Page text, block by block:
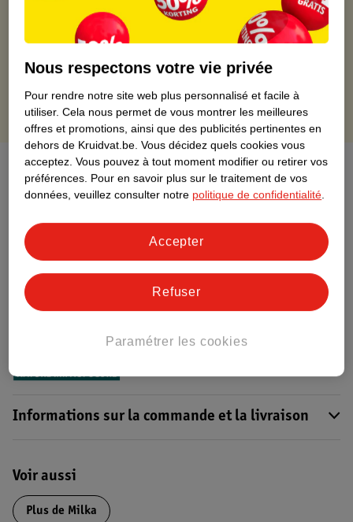
Livraison à domicile gratuite à partir de 50 euros ou
livraison gratuite sur divers produits promotionnels
Retours gratuits dans un délai de 30 jours
Points gratuits avec ta carte Kruidvat
À propos de ce produit
Informations relatives au produit
Informations figurant sur l'étiquette
Nature Impact Score
Impact Score".
Informations sur la commande et la livraison
Voir aussi
Plus de Milka
Nous respectons votre vie privée
Pour rendre notre site web plus personnalisé et facile à
utiliser. Cela nous permet de vous montrer les meilleures
offres et promotions, ainsi que des publicités pertinentes en
dehors de Kruidvat.be. Vous décidez quels cookies vous
acceptez. Vous pouvez à tout moment modifier ou retirer vos
préférences. Pour en savoir plus sur le traitement de vos
données, veuillez consulter notre politique de confidentialité.
Paramétrer les cookies
Refuser
Accepter